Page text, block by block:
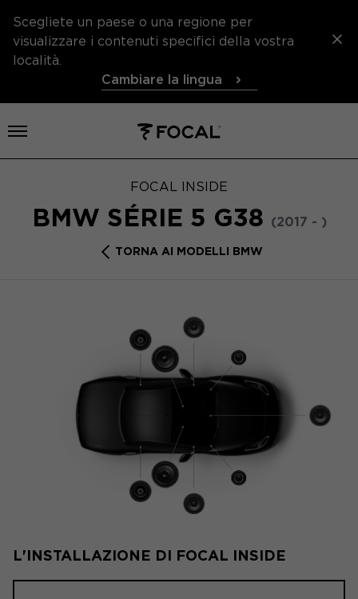
Scegliete un paese o una regione per
visualizzare i contenuti specifici della vostra
località.
Cambiare la lingua
Aprire il menu
FOCAL INSIDE
BMW SÉRIE 5 G38 (2017 - )
TORNA AI MODELLI BMW
L'INSTALLAZIONE DI FOCAL INSIDE